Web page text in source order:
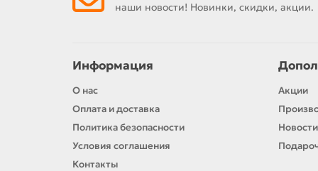
наши новости! Новинки, скидки, акции.
Информация
О нас
Оплата и доставка
Политика безопасности
Условия соглашения
Контакты
Акции
Новости